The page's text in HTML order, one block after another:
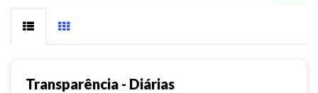
Transparência - Diárias